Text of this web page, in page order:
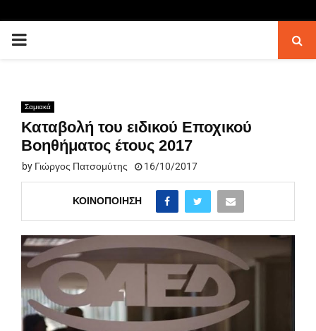
PRIMARY
Σαμιακά
Καταβολή του ειδικού Εποχικού
Βοηθήματος έτους 2017
by Γιώργος Πατσομύτης 16/10/2017
ΚΟΙΝΟΠΟΊΗΣΗ